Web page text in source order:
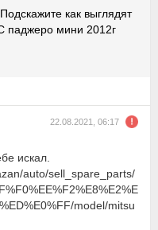
как выглядят
паджеро мини 2012г
22.08.2021, 06:17
искал.
auto/sell_spare_parts/
model/mitsu